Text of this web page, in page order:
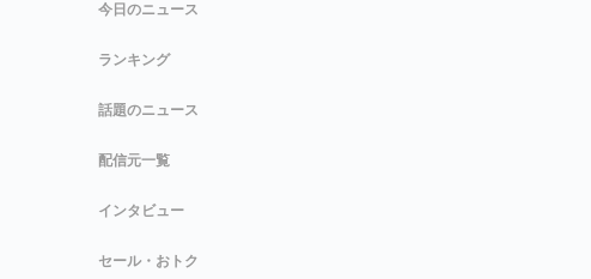
今日のニュース
ランキング
話題のニュース
配信元一覧
インタビュー
セール・おトク